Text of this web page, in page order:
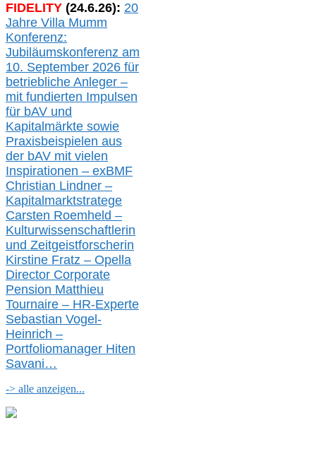
FIDELITY (24.6.26): 20
Jahre Villa Mumm
Konferenz:
Jubiläumskonferenz am
10. September 2026 für
betriebliche Anleger –
mit fundierten Impulsen
für bAV und
Kapitalmärkte sowie
Praxisbeispielen aus
der bAV mit vielen
Inspirationen – exBMF
Christian Lindner –
Kapitalmarktstratege
Carsten Roemheld –
Kulturwissenschaftlerin
und Zeitgeistforscherin
Kirstine Fratz – Opella
Director Corporate
Pension Matthieu
Tournaire – HR-Experte
Sebastian Vogel-
Heinrich –
Portfoliomanager Hiten
Savani…
-> alle anzeigen...